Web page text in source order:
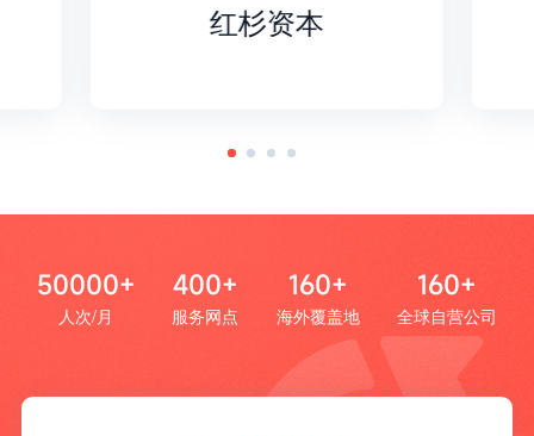
红杉资本
50000+
人次/月
400+
服务网点
160+
海外覆盖地
160+
全球自营公司